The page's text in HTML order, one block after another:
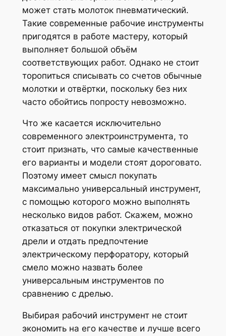
может стать молоток пневматический.
Такие современные рабочие инструменты
пригодятся в работе мастеру, который
выполняет большой объём
соответствующих работ. Однако не стоит
торопиться списывать со счетов обычные
молотки и отвёртки, поскольку без них
часто обойтись попросту невозможно.
Что же касается исключительно
современного электроинструмента, то
стоит признать, что самые качественные
его варианты и модели стоят дороговато.
Поэтому имеет смысл покупать
максимально универсальный инструмент,
с помощью которого можно выполнять
несколько видов работ. Скажем, можно
отказаться от покупки электрической
дрели и отдать предпочтение
электрическому перфоратору, который
смело можно назвать более
универсальным инструментов по
сравнению с дрелью.
Выбирая рабочий инструмент не стоит
экономить на его качестве и лучше всего